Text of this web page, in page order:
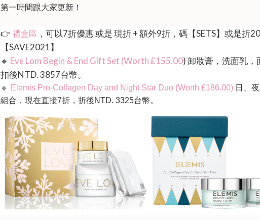
第一時間跟大家更新！
👉 禮盒區 ， 可以7折優惠或是現折+額外9折，碼【SETS】或是折
【SAVE2021】
🔸 Eve Lom Begin & End Gift Set (Worth £155.00)卸妝膏，洗面乳，
扣後NTD. 3857台幣。
🔸 Elemis Pro-Collagen Day and Night Star Duo (Worth £186.00) 日、
組合，現在直接7折，折後NTD. 3325台幣。